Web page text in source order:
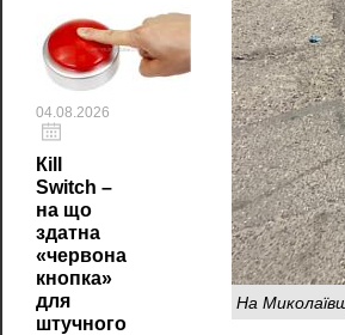
04.08.2026
Кill
Switch –
на що
здатна
«червона
кнопка»
для
штучного
На